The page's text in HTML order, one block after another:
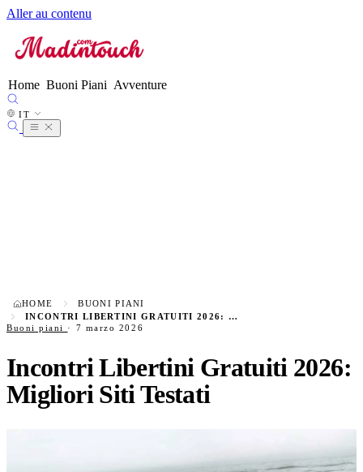
Aller au contenu
Home Buoni Piani Avventure
IT
EN
ES
●
IT
PT
HOME
BUONI PIANI
INCONTRI LIBERTINI GRATUITI 2026: MIGLIORI SITI TESTATI
Buoni piani · 7 marzo 2026
Incontri Libertini Gratuiti 2026:
Migliori Siti Testati